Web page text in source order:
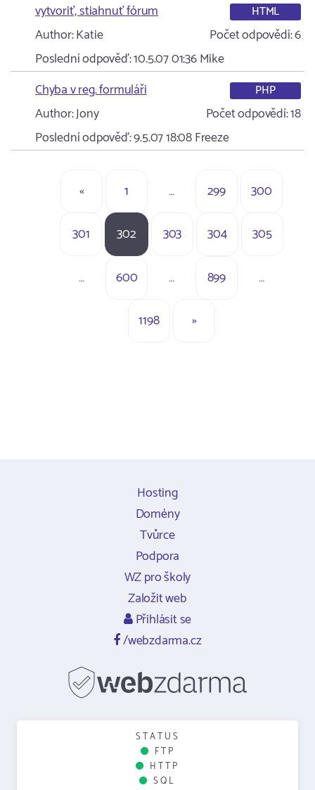
vytvoriť, stiahnuť fórum
HTML
Author:Katie Počet odpovědí:6
Poslední odpověď:10.5.07 01:36Mike
Chyba v reg. formuláři
PHP
Author:Jony Počet odpovědí:18
Poslední odpověď:9.5.07 18:08Freeze
« 1 … 299 300
301 302 303 304 305
… 600 … 899 …
1198 »
Hosting
Domény
Tvůrce
Podpora
WZ pro školy
Založit web
Přihlásit se
/webzdarma.cz
STATUS
FTP
HTTP
SQL